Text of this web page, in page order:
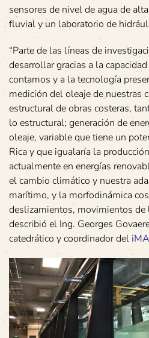
sensores de nivel de agua de
fluvial y un laboratorio de
“Parte de las líneas de
desarrollar gracias a la
contamos y a la tecnología
medición del oleaje de nuestras
estructural de obras costeras,
lo estructural; generación de
oleaje, variable que tiene un
Rica y que igualaría la
actualmente en energías
el cambio climático y nuestra
marítimo, y la morfodinámica
deslizamientos, movimientos de
describió el Ing. Georges
catedrático y coordinador del